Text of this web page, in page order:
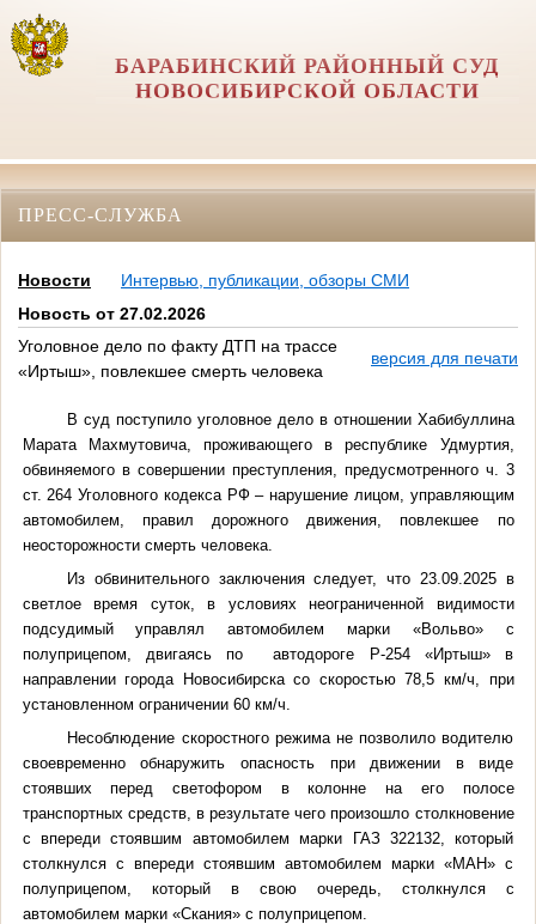
БАРАБИНСКИЙ РАЙОННЫЙ СУД
НОВОСИБИРСКОЙ ОБЛАСТИ
ПРЕСС-СЛУЖБА
Новости
Интервью, публикации, обзоры СМИ
Новость от 27.02.2026
Уголовное дело по факту ДТП на трассе
«Иртыш», повлекшее смерть человека
версия для печати
В суд поступило уголовное дело в отношении Хабибуллина
Марата Махмутовича, проживающего в республике Удмуртия,
обвиняемого в совершении преступления, предусмотренного ч. 3
ст. 264 Уголовного кодекса РФ – нарушение лицом, управляющим
автомобилем, правил дорожного движения, повлекшее по
неосторожности смерть человека.
Из обвинительного заключения следует, что 23.09.2025 в
светлое время суток, в условиях неограниченной видимости
подсудимый управлял автомобилем марки «Вольво» с
полуприцепом, двигаясь по автодороге Р-254 «Иртыш» в
направлении города Новосибирска со скоростью 78,5 км/ч, при
установленном ограничении 60 км/ч.
Несоблюдение скоростного режима не позволило водителю
своевременно обнаружить опасность при движении в виде
стоявших перед светофором в колонне на его полосе
транспортных средств, в результате чего произошло столкновение
с впереди стоявшим автомобилем марки ГАЗ 322132, который
столкнулся с впереди стоявшим автомобилем марки «МАН» с
полуприцепом, который в свою очередь, столкнулся с
автомобилем марки «Скания» с полуприцепом.